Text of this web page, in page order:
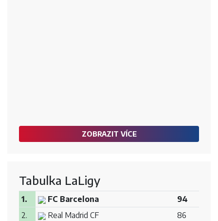
ZOBRAZIT VÍCE
Tabulka LaLigy
1. FC Barcelona
94
2.
Real Madrid CF
86